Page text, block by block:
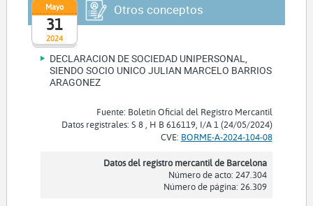
2024
Mayo
31
Otros conceptos
DECLARACION DE SOCIEDAD UNIPERSONAL,
SIENDO SOCIO UNICO JULIAN MARCELO BARRIOS
ARAGONEZ
Fuente: Boletín Oficial del Registro Mercantil
Datos registrales: S 8 , H B 616119, I/A 1 (24/05/2024)
CVE: BORME-A-2024-104-08
Datos del registro mercantil de Barcelona
Número de acto: 247.304
Número de página: 26.309